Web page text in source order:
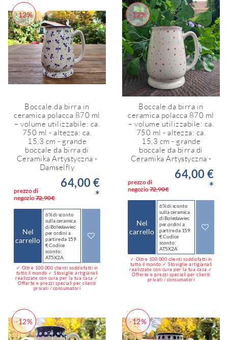
-12%
Boccale da birra in
ceramica polacca 870 ml
– volume utilizzabile: ca.
750 ml - altezza: ca.
15,3 cm - grande
boccale da birra di
Ceramika Artystyczna -
Damselfly
prezzo di
negozio72,90 €
64,00 €
*
Nel
carrello
6% di sconto
sulla ceramica
di Bolesławiec
per ordini a
partire da 159
€ Codice
sconto:
AT5X2A
✓ Oltre 100.000 clienti soddisfatti in
tutto il mondo ✓ Stoviglie artigianali
realizzate con cura per la tua casa ✓
Offerte e prezzi speciali per clienti
privati / consumatori
-12%
Boccale da birra in
ceramica polacca 870 ml
– volume utilizzabile: ca.
750 ml - altezza: ca.
15,3 cm - grande
boccale da birra di
Ceramika Artystyczna -
prezzo di
negozio72,90 €
64,00 €
*
Nel
carrello
6% di sconto
sulla ceramica
di Bolesławiec
per ordini a
partire da 159
€ Codice
sconto:
AT5X2A
✓ Oltre 100.000 clienti soddisfatti in
tutto il mondo ✓ Stoviglie artigianali
realizzate con cura per la tua casa ✓
Offerte e prezzi speciali per clienti
privati / consumatori
-12% -12%